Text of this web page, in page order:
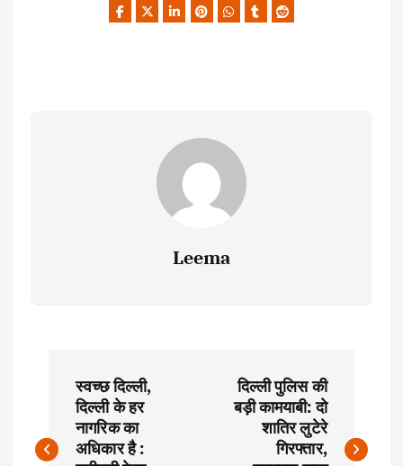
Leema
स्वच्छ दिल्ली,
दिल्ली के हर
नागरिक का
अधिकार है :
दिल्ली पुलिस की
बड़ी कामयाबी: दो
शातिर लुटेरे
गिरफ्तार,